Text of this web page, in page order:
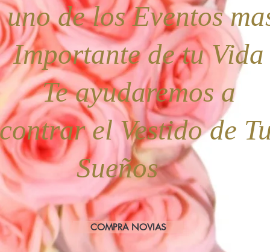
uno de los Eventos
de tu Vida
Te ayudaremos a
el Vestido de
Sueños
COMPRA NOVIAS